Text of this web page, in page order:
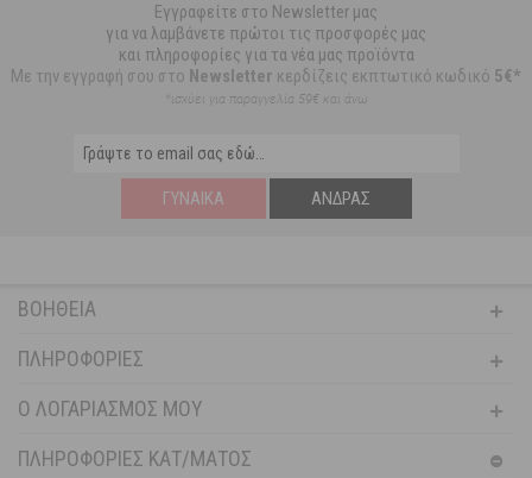
Εγγραφείτε στο Newsletter μας
για να λαμβάνετε πρώτοι τις προσφορές μας
και πληροφορίες για τα νέα μας προϊόντα
Με την εγγραφή σου στο Newsletter κερδίζεις εκπτωτικό κωδικό 5€*
*ισχύει για παραγγελία 59€ και άνω
ΓΥΝΑΊΚΑ ΆΝΔΡΑΣ
ΒΟΉΘΕΙΑ
ΠΛΗΡΟΦΟΡΊΕΣ
Ο ΛΟΓΑΡΙΑΣΜΌΣ ΜΟΥ
ΠΛΗΡΟΦΟΡΙΕΣ ΚΑΤ/ΜΑΤΟΣ